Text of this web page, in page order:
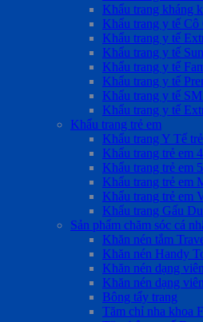
Khẩu trang kháng
Khẩu trang y tế Cô
Khẩu trang y tế
Khẩu trang y tế
Khẩu trang y tế
Khẩu trang y tế
Khẩu trang y tế
Khẩu trang y tế
Khẩu trang trẻ em
Khẩu trang Y Tế
Khẩu trang trẻ em
Khẩu trang trẻ em
Khẩu trang trẻ em
Khẩu trang trẻ em
Khẩu trang Gấu
Sản phẩm chăm sóc cá
Khăn nén tắm
Khăn nén Handy
Khăn nén dạng
Khăn nén dạng
Bông tẩy trang
Tăm chỉ nha khoa